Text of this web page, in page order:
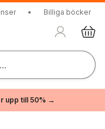
• Billiga böcker
upp till 50% →